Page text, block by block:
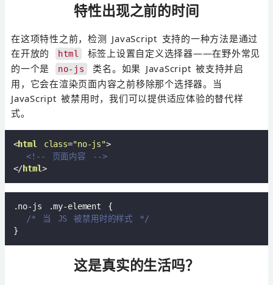
特性出现之前的时间
在这项特性之前，检测 JavaScript 支持的一种方法是通过
在开放的
html
标签上设置自定义选择器——在野外常见
的一个是
no-js
类名。如果 JavaScript 被支持并启
用，它会在渲染页面内容之前移除那个选择器。当
JavaScript 被禁用时，我们可以提供适应体验的替代样
式。
<html class="no-js">
<!-- 页面内容 -->
</html>
.no-js .my-element {
/* 当 JS 被禁用时的样式 */
这是真实的生活吗？